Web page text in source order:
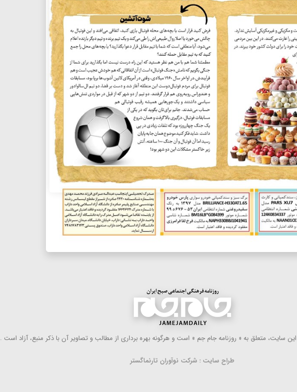
سایت، متعلق به « روزنامه جام جم » است و هرگونه بهره ‌برداری از مطالب و تصاویر آن با ذكر منبع، آزاد است .
طراح سایت : شرکت نوآوران تارنماگستر